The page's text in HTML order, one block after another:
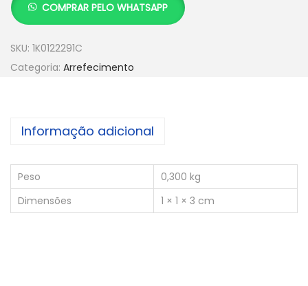
COMPRAR PELO WHATSAPP
SKU: 1K0122291C
Categoria: Arrefecimento
Informação adicional
Peso
0,300 kg
Dimensões
1 × 1 × 3 cm